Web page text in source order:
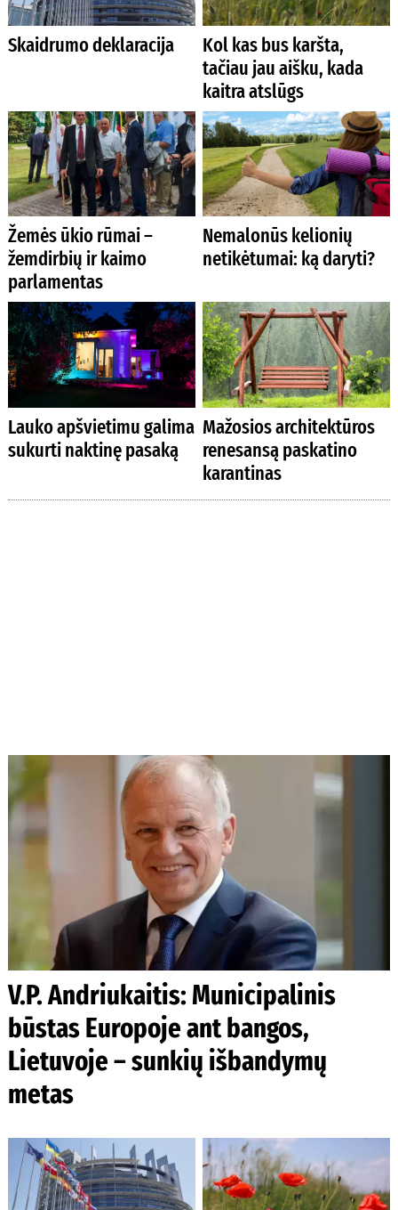
Skaidrumo deklaracija
Kol kas bus karšta,
tačiau jau aišku, kada
kaitra atslūgs
Žemės ūkio rūmai –
žemdirbių ir kaimo
parlamentas
Nemalonūs kelionių
netikėtumai: ką daryti?
Lauko apšvietimu galima
sukurti naktinę pasaką
Mažosios architektūros
renesansą paskatino
karantinas
V.P. Andriukaitis: Municipalinis
būstas Europoje ant bangos,
Lietuvoje – sunkių išbandymų
metas